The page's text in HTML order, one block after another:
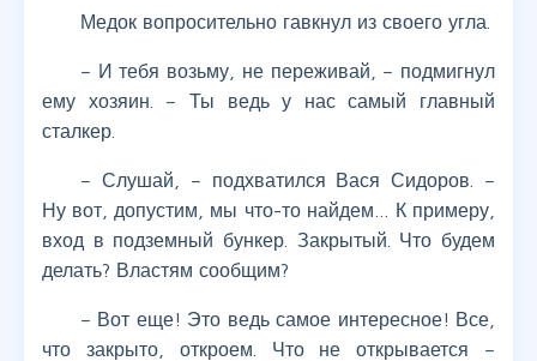
Медок вопросительно гавкнул из своего угла.
– И тебя возьму, не переживай, – подмигнул
ему хозяин. – Ты ведь у нас самый главный
сталкер.
– Слушай, – подхватился Вася Сидоров. –
Ну вот, допустим, мы что-то найдем… К примеру,
вход в подземный бункер. Закрытый. Что будем
делать? Властям сообщим?
– Вот еще! Это ведь самое интересное! Все,
что закрыто, откроем. Что не открывается –